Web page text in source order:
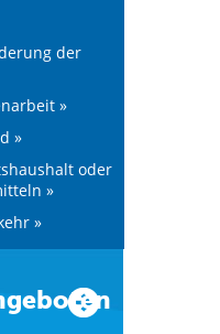
der
»
»
oder
»
»